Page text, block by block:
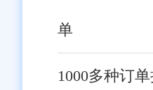
单
1000多种订